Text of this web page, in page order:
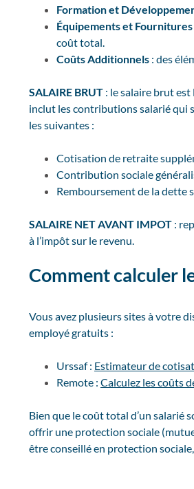
Formation et
Équipements et Fournitures
coût total.
Coûts Additionnels : des
SALAIRE BRUT : le salaire brut
inclut les contributions salarié qui
les suivantes :
Cotisation de retraite
Contribution sociale
Remboursement de la dette
SALAIRE NET AVANT IMPOT :
à l’impôt sur le revenu.
Comment calculer
Vous avez plusieurs sites à votre
employé gratuits :
Urssaf : Estimateur de
Remote : Calculez les coûts
Bien que le coût total d’un salarié
offrir une protection sociale
être conseillé en protection